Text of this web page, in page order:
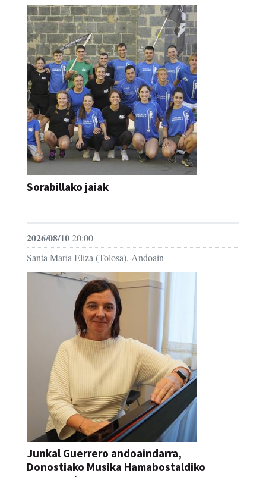
Sorabillako jaiak
2026/08/1020:00
Santa Maria Eliza (Tolosa), Andoain
Junkal Guerrero andoaindarra,
Donostiako Musika Hamabostaldiko